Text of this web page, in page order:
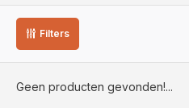
Filters
Geen producten gevonden!...